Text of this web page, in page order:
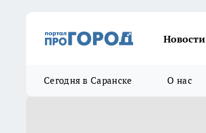
Новости
Сегодня в Саранске О нас